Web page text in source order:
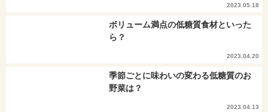
2023.05.18
ボリューム満点の低糖質食材といった
ら？
2023.04.20
季節ごとに味わいの変わる低糖質のお
野菜は？
2023.04.13